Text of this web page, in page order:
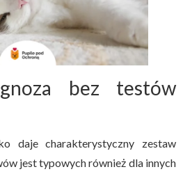
bez testów
daje charakterystyczny zestaw
jest typowych również dla innych